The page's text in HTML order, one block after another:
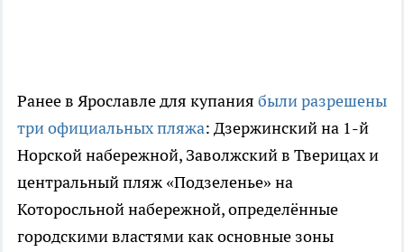
Ранее в Ярославле для купания были разрешены
три официальных пляжа: Дзержинский на 1-й
Норской набережной, Заволжский в Тверицах и
центральный пляж «Подзеленье» на
Которосльной набережной, определённые
городскими властями как основные зоны